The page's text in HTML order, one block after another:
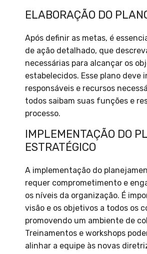
ELABORAÇÃO DO
Após definir as metas, é
de ação detalhado, que
necessárias para alcançar os
estabelecidos. Esse plano deve
responsáveis e recursos
todos saibam suas funções e
processo.
IMPLEMENTAÇÃO DO
ESTRATÉGICO
A implementação do
requer comprometimento e
os níveis da organização. É
visão e os objetivos a todos os
promovendo um ambiente de
Treinamentos e workshops
alinhar a equipe às novas